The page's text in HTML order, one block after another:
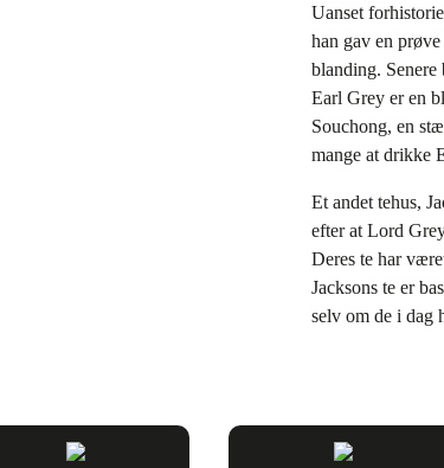
Uanset
han gav en
blanding.
Earl Grey er en
Souchong, en
mange at drikke
Et andet tehus,
efter at Lord
Deres te har
Jacksons te er
selv om de i dag